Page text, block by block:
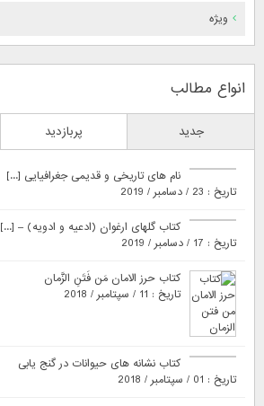
ویژه
انواع مطالب
جدید پربازدید
نام های تاریخی و قدیمی جغرافیایی [...]
تاریخ : 23 / دسامبر / 2019
کتاب گلهای ارغوان (ادعیه و ادویه) – [...]
تاریخ : 17 / دسامبر / 2019
کتاب حرز الامان مَن فَتَنِ الزَّمان
تاریخ : 11 / سپتامبر / 2018
کتاب نشانه های حیوانات در گنج یابی
تاریخ : 01 / سپتامبر / 2018